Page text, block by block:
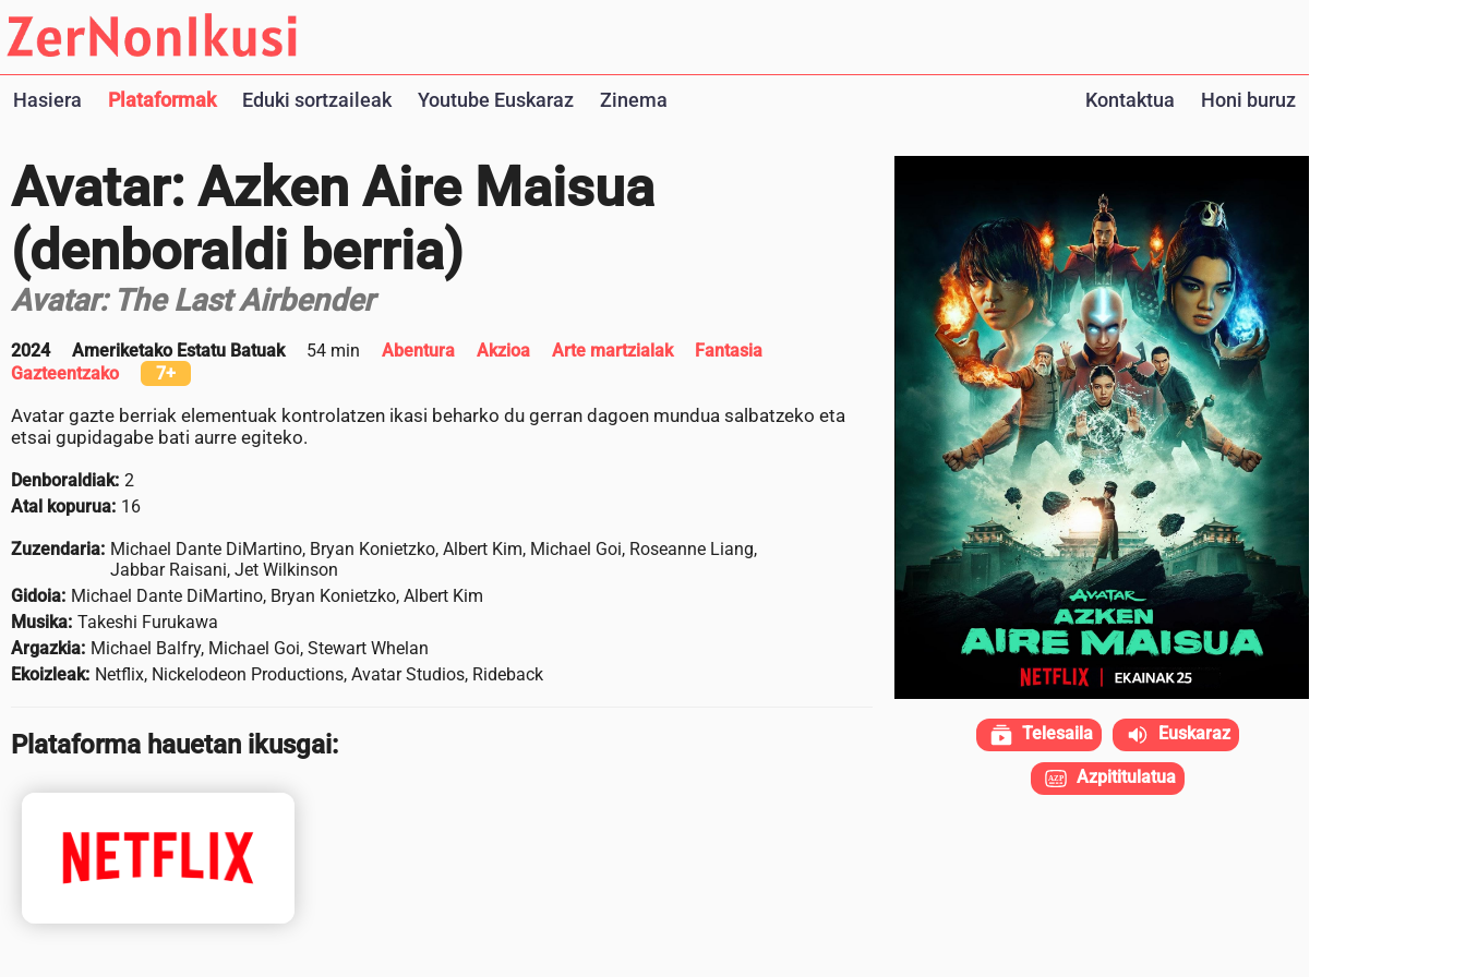
Hasiera Plataformak Eduki sortzaileak Youtube Euskaraz Zinema Kontaktua Honi buruz
Avatar: Azken Aire Maisua
(denboraldi berria)
Avatar: The Last Airbender
2024 Ameriketako Estatu Batuak 54 min Abentura Akzioa Arte martzialak
Fantasia
Gazteentzako
7+
Avatar gazte berriak elementuak kontrolatzen ikasi beharko du gerran dagoen mundua salbatzeko eta
etsai gupidagabe bati aurre egiteko.
Denboraldiak: 2
Atal kopurua: 16
Zuzendaria: Michael Dante DiMartino, Bryan Konietzko, Albert Kim, Michael Goi, Roseanne Liang,
Jabbar Raisani, Jet Wilkinson
Gidoia: Michael Dante DiMartino, Bryan Konietzko, Albert Kim
Musika: Takeshi Furukawa
Argazkia: Michael Balfry, Michael Goi, Stewart Whelan
Ekoizleak: Netflix, Nickelodeon Productions, Avatar Studios, Rideback
Plataforma hauetan ikusgai: Telesaila Euskaraz
Azpititulatua